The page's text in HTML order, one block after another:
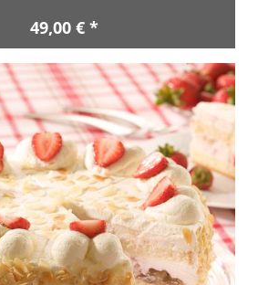
49,00 € *